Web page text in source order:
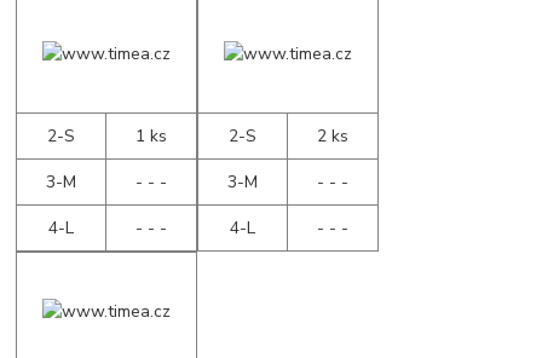
2-S
1 ks
3-M
- - -
4-L
- - -
2-S
2 ks
3-M
- - -
4-L
- - -